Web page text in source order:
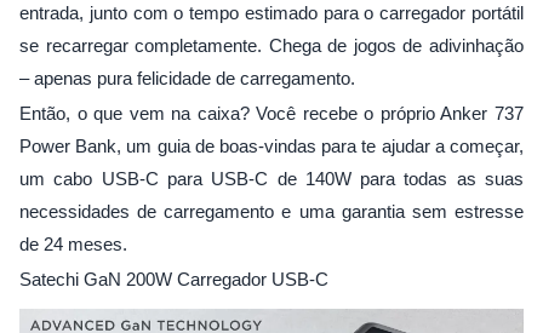
entrada, junto com o tempo estimado para o carregador portátil
se recarregar completamente. Chega de jogos de adivinhação
– apenas pura felicidade de carregamento.
Então, o que vem na caixa? Você recebe o próprio Anker 737
Power Bank, um guia de boas-vindas para te ajudar a começar,
um cabo USB-C para USB-C de 140W para todas as suas
necessidades de carregamento e uma garantia sem estresse
de 24 meses.
Satechi GaN 200W Carregador USB-C